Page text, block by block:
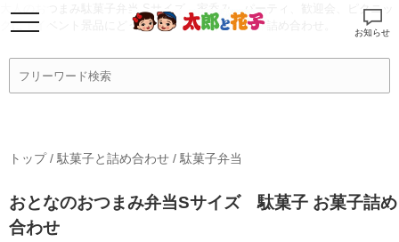
大人のおつまみ駄菓子弁当 Sサイズ 家呑み、パーティ、歓迎会、ピクニッ
クに！イベント景品にどうぞ。太郎と花子のお菓子詰め合わせ。
お知らせ
トップ/ 駄菓子と詰め合わせ / 駄菓子弁当
おとなのおつまみ弁当Sサイズ 駄菓子 お菓子詰め
合わせ